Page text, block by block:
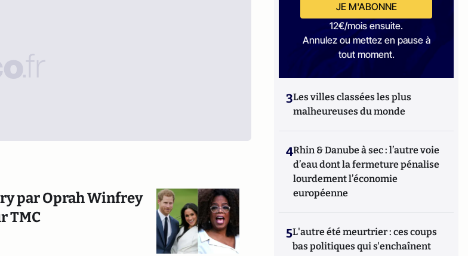
par Oprah Winfrey
TMC
JE M'ABONNE
12€/mois ensuite.
Annulez ou mettez en pause à
tout moment.
3Les villes classées les plus
malheureuses du monde
4Rhin & Danube à sec : l’autre voie
d’eau dont la fermeture pénalise
lourdement l’économie
européenne
5L'autre été meurtrier : ces coups
bas politiques qui s'enchaînent